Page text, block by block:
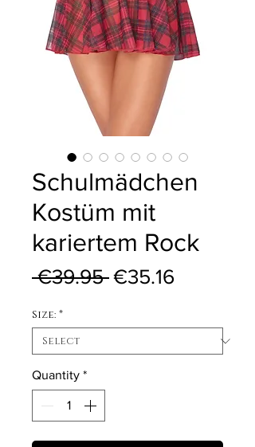
Schulmädchen
Kostüm mit
kariertem Rock
€39.95 Regular Price
€35.16
Size: *
Quantity *